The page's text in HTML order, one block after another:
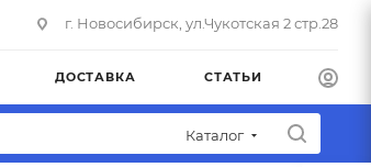
г. Новосибирск, ул.Чукотская 2 стр.28
ДОСТАВКА СТАТЬИ
Каталог